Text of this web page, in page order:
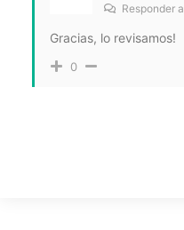
Responder a
Gracias, lo revisamos!
0